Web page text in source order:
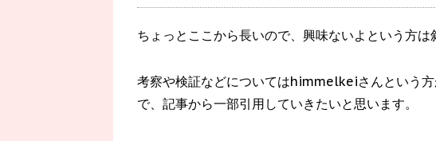
ちょっとここから長いので、興味ないよという方は
考察や検証などについてはhimmelkeiさんという
で、記事から一部引用していきたいと思います。